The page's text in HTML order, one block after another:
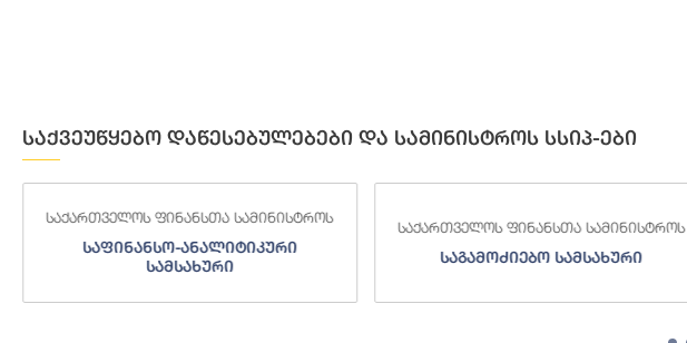
საქვეუწყებო დაწესებულებები და სამინისტროს სსიპ-ები
საქართველოს ფინანსთა სამინისტროს
საგამოძიებო სამსახური
საქართველოს ფინანსთა სამინისტროს
შემოსავლების სამსახური